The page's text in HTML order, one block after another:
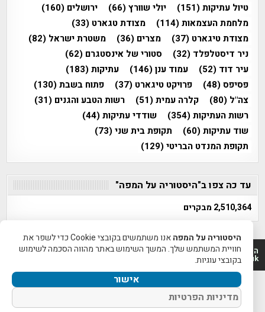
טיול עתיקות(151) יולי שוורץ(66) ירושלים (160)
מלחמת העצמאות(114) מצודת טגארט (33)
מצודת טיגארט (37) מצרים (36) משטרת ישראל (82)
ניר דיסטלפלד (32) סטורי של אינסטגרם (62)
עיר דוד (52) עמוד ענן(146) עתיקות(183)
פסיפס(48) פרויקט טיגארט (37) פתוח בשבת(130)
צה"ל (80) קלרה עמית(51) רשות הטבע והגנים (31)
רשות העתיקות(354) שודדי עתיקות(44)
שוד עתיקות(60) תקופת בית שני(73)
תקופת המנדט הבריטי(129)
עד כה צפו ב"היסטוריה על המפה"
2,510,364 מבקרים
היסטוריה על המפה 2011-2026 | פרוייקט טיגארט 2012-2026|
www.mapah.co.il | www.tegart.uk
היסטוריה על המפה
אנו משתמשים בקובצי Cookie כדי לשפר את
חוויית המשתמש שלך. המשך השימוש באתר מהווה הסכמה לשימוש
בקובצי עוגיות.
אישור
מדיניות הפרטיות